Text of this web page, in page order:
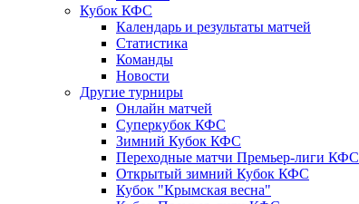
Кубок КФС
Календарь и результаты матчей
Статистика
Команды
Новости
Другие турниры
Онлайн матчей
Суперкубок КФС
Зимний Кубок КФС
Переходные матчи Премьер-лиги КФС
Открытый зимний Кубок КФС
Кубок "Крымская весна"